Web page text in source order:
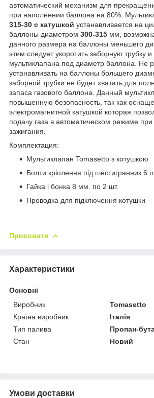
автоматический механизм для
при наполнении баллона на 80%.
315-30 с катушкой устанавливается на
баллоны диаметром 300-315 мм,
данного размера на баллоны меньшего
этим следует укоротить заборную трубку
мультиклапана под диаметр баллона. Не
устанавливать на баллоны большего
заборной трубки не будет хватать для
запаса газового баллона. Данный
повышенную безопасность, так как
электромагнитной катушкой которая
подачу газа в автоматическом режиме
зажигания.
Комплектация:
Мультиклапан Tomasetto з котушкою
Болти кріплення під шестигранник 6
Гайка і бонка 8 мм. по 2 шт.
Проводка для підключення котушки
Приховати
Характеристики
Основні
Виробник
Tomasetto
Країна виробник
Італія
Тип палива
Пропан-
Стан
Новий
Умови доставки